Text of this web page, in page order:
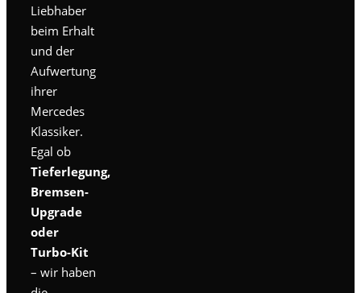
Liebhaber
beim Erhalt
und der
Aufwertung
ihrer
Mercedes
Klassiker.
Egal ob
Tieferlegung,
Bremsen-
Upgrade
oder
Turbo-Kit
– wir haben